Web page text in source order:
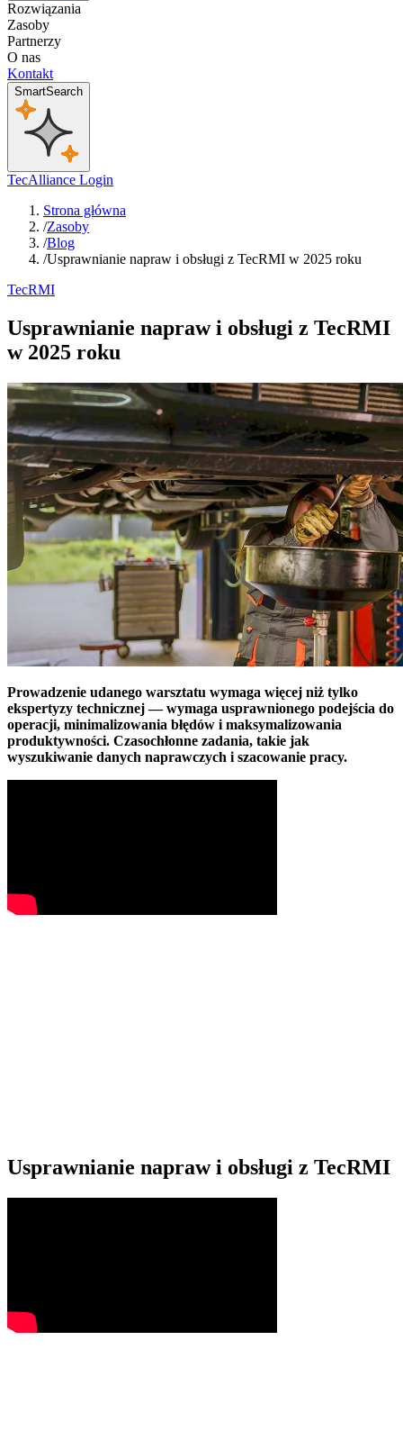
Rozwiązania
Zasoby
Partnerzy
O nas
Kontakt
SmartSearch
TecAlliance Login
Strona główna
/Zasoby
/Blog
/Usprawnianie napraw i obsługi z TecRMI w 2025 roku
TecRMI
Usprawnianie napraw i obsługi z TecRMI
w 2025 roku
Prowadzenie udanego warsztatu wymaga więcej niż tylko
ekspertyzy technicznej — wymaga usprawnionego podejścia do
operacji, minimalizowania błędów i maksymalizowania
produktywności. Czasochłonne zadania, takie jak
wyszukiwanie danych naprawczych i szacowanie pracy.
Usprawnianie napraw i obsługi z TecRMI